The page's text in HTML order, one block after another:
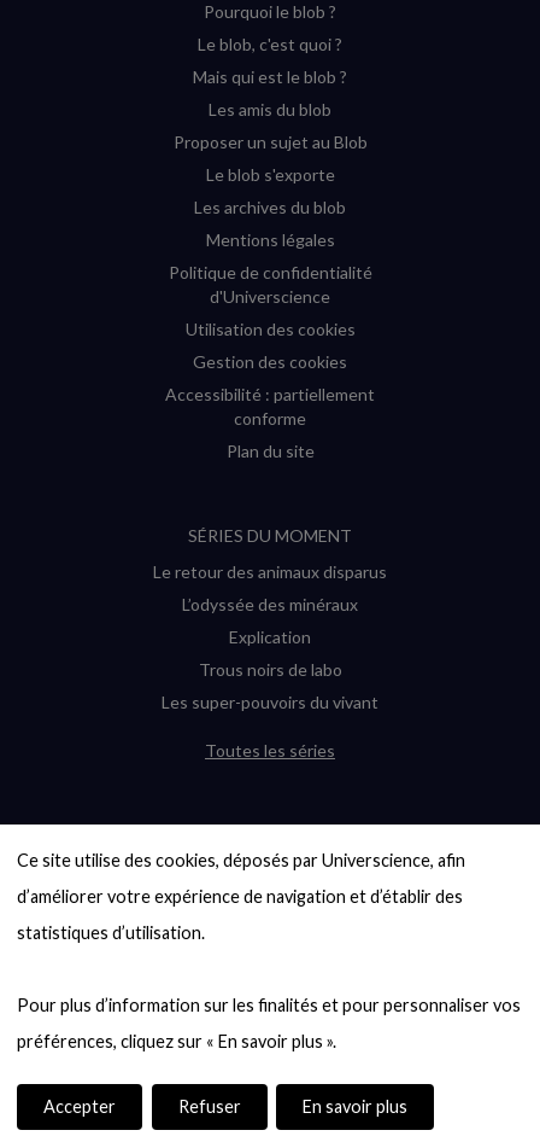
Ce site utilise des cookies, déposés par Universcience, afin
d’améliorer votre expérience de navigation et d’établir des
statistiques d’utilisation.
Pour plus d’information sur les finalités et pour personnaliser vos
Accepter Refuser En savoir plus
Instagram
(nouvelle
Facebook
(nouvelle
Pourquoi le blob ?
Le blob, c'est quoi ?
Mais qui est le blob ?
Les amis du blob
Proposer un sujet au Blob
Le blob s'exporte
Les archives du blob
Mentions légales
Politique de confidentialité
d'Universcience
Utilisation des cookies
Gestion des cookies
Accessibilité : partiellement
conforme
Plan du site
SÉRIES DU MOMENT
Le retour des animaux disparus
L’odyssée des minéraux
Explication
Trous noirs de labo
Les super-pouvoirs du vivant
Toutes les séries
6000 exoplanètes, et pas de « Terre »
en vue ?
Quel avenir pour les cryptos ?
Entre mathématiques et politique : la
quête d’un vote équitable
casse-tête